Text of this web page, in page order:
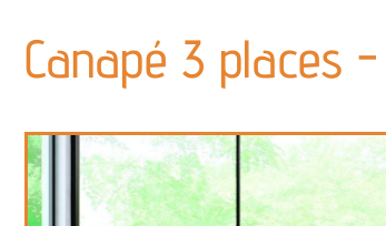
Canapé 3 places